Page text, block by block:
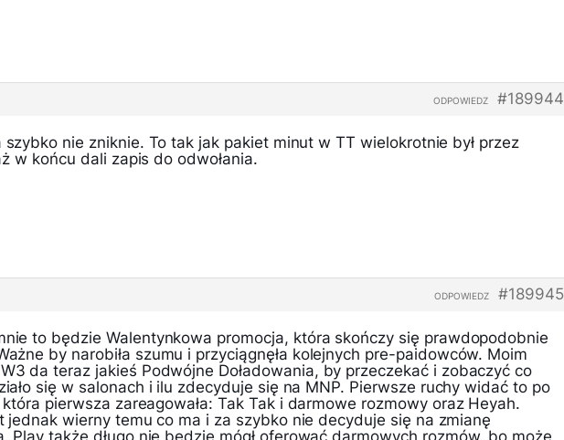
#189944
ODPOWIEDZ
szybko nie zniknie. To tak jak pakiet minut w TT wielokrotnie był przez
w końcu dali zapis do odwołania.
#189945
ODPOWIEDZ
to będzie Walentynkowa promocja, która skończy się prawdopodobnie
by narobiła szumu i przyciągnęła kolejnych pre-paidowców. Moim
da teraz jakieś Podwójne Doładowania, by przeczekać i zobaczyć co
się w salonach i ilu zdecyduje się na MNP. Pierwsze ruchy widać to po
która pierwsza zareagowała: Tak Tak i darmowe rozmowy oraz Heyah.
jednak wierny temu co ma i za szybko nie decyduje się na zmianę
Play także długo nie będzie mógł oferować darmowych rozmów, bo może